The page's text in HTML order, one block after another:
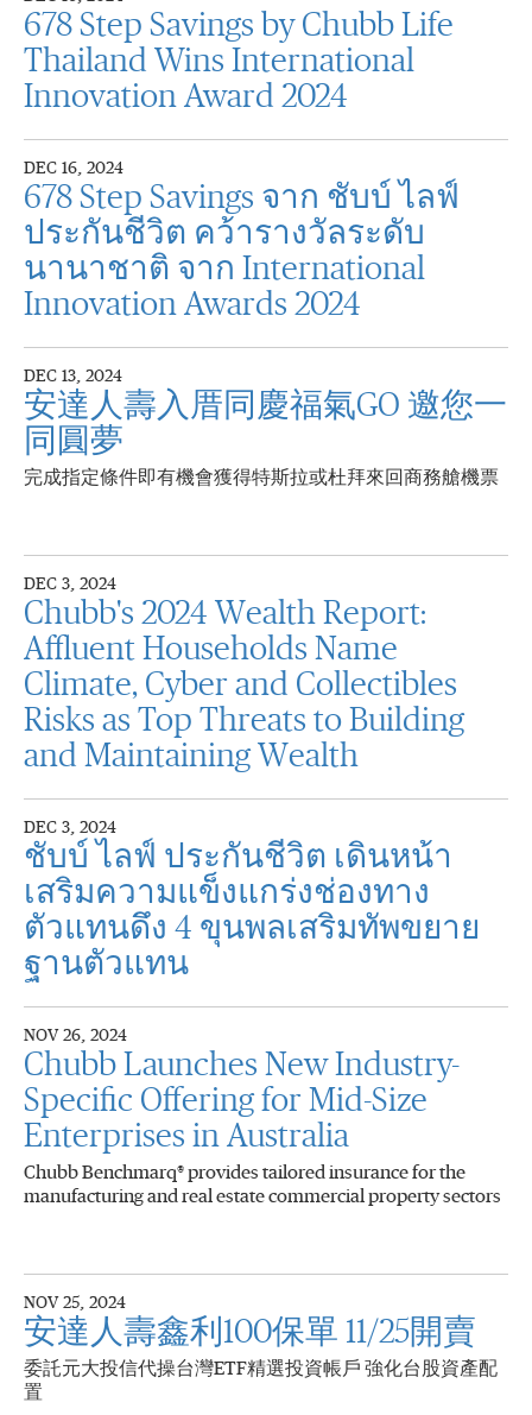
678 Step Savings by Chubb Life
Thailand Wins International
Innovation Award 2024
DEC 16, 2024
678 Step Savings จาก ชับบ์ ไลฟ์
ประกันชีวิต คว้ารางวัลระดับ
นานาชาติ จาก International
Innovation Awards 2024
DEC 13, 2024
安達人壽入厝同慶福氣GO 邀您一
同圓夢
完成指定條件即有機會獲得特斯拉或杜拜來回商務艙機票
DEC 3, 2024
Chubb's 2024 Wealth Report:
Affluent Households Name
Climate, Cyber and Collectibles
Risks as Top Threats to Building
and Maintaining Wealth
DEC 3, 2024
ชับบ์ ไลฟ์ ประกันชีวิต เดินหน้า
เสริมความแข็งแกร่งช่องทาง
ตัวแทนดึง 4 ขุนพลเสริมทัพขยาย
ฐานตัวแทน
NOV 26, 2024
Chubb Launches New Industry-
Specific Offering for Mid-Size
Enterprises in Australia
Chubb Benchmarq® provides tailored insurance for the
manufacturing and real estate commercial property sectors
NOV 25, 2024
安達人壽鑫利100保單 11/25開賣
委託元大投信代操台灣ETF精選投資帳戶 強化台股資產配
置